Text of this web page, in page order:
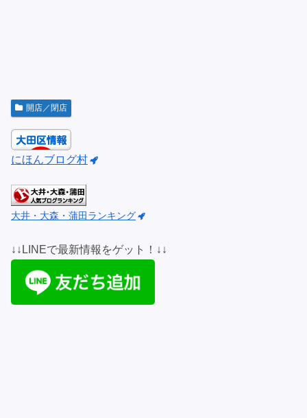
開店／閉店
にほんブログ村
大井・大森・蒲田ランキング
↓↓LINEで最新情報をゲット！↓↓